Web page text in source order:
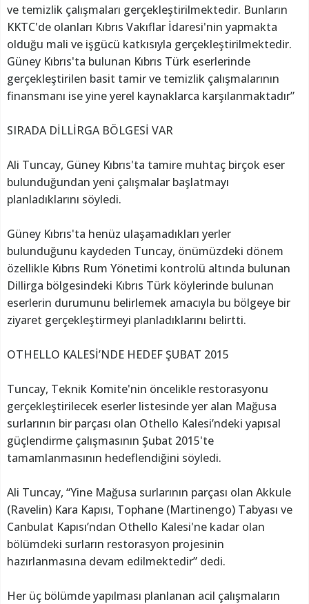
ve temizlik çalışmaları gerçekleştirilmektedir. Bunların
KKTC'de olanları Kıbrıs Vakıflar İdaresi'nin yapmakta
olduğu mali ve işgücü katkısıyla gerçekleştirilmektedir.
Güney Kıbrıs'ta bulunan Kıbrıs Türk eserlerinde
gerçekleştirilen basit tamir ve temizlik çalışmalarının
finansmanı ise yine yerel kaynaklarca karşılanmaktadır”
SIRADA DİLLİRGA BÖLGESİ VAR
Ali Tuncay, Güney Kıbrıs'ta tamire muhtaç birçok eser
bulunduğundan yeni çalışmalar başlatmayı
planladıklarını söyledi.
Güney Kıbrıs'ta henüz ulaşamadıkları yerler
bulunduğunu kaydeden Tuncay, önümüzdeki dönem
özellikle Kıbrıs Rum Yönetimi kontrolü altında bulunan
Dillirga bölgesindeki Kıbrıs Türk köylerinde bulunan
eserlerin durumunu belirlemek amacıyla bu bölgeye bir
ziyaret gerçekleştirmeyi planladıklarını belirtti.
OTHELLO KALESİ’NDE HEDEF ŞUBAT 2015
Tuncay, Teknik Komite'nin öncelikle restorasyonu
gerçekleştirilecek eserler listesinde yer alan Mağusa
surlarının bir parçası olan Othello Kalesi’ndeki yapısal
güçlendirme çalışmasının Şubat 2015'te
tamamlanmasının hedeflendiğini söyledi.
Ali Tuncay, “Yine Mağusa surlarının parçası olan Akkule
(Ravelin) Kara Kapısı, Tophane (Martinengo) Tabyası ve
Canbulat Kapısı’ndan Othello Kalesi'ne kadar olan
bölümdeki surların restorasyon projesinin
hazırlanmasına devam edilmektedir” dedi.
Her üç bölümde yapılması planlanan acil çalışmaların